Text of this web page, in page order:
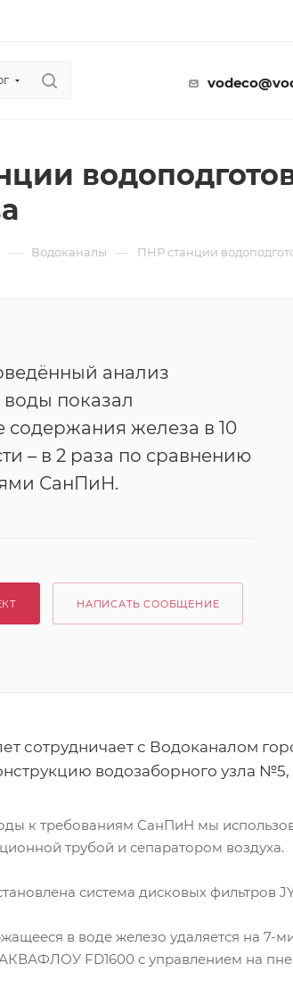
— Водоканалы — ПНР станции
анализ
показал
железа в 10
– в 2 раза по сравнению
СанПиН.
НАПИСАТЬ СООБЩЕНИЕ
сотрудничает с Водоканалом
водозаборного узла №5,
к требованиям СанПиН мы
трубой и сепаратором воздуха.
система дисковых фильтров
в воде железо удаляется на 7-
FD1600 с управлением на